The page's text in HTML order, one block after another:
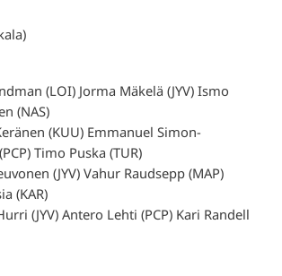
(LOI) Jorma Mäkelä (JYV) Ismo
(NAS)
(KUU) Emmanuel Simon-
Timo Puska (TUR)
(JYV) Vahur Raudsepp (MAP)
(KAR)
(JYV) Antero Lehti (PCP) Kari Randell